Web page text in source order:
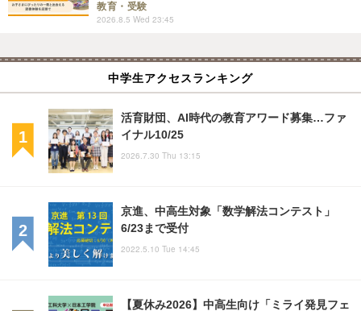
教育・受験
2026.8.5 Wed 23:45
中学生アクセスランキング
活育財団、AI時代の教育アワード募集…ファ
イナル10/25
2026.7.30 Thu 13:15
京進、中高生対象「数学解法コンテスト」
6/23まで受付
2022.5.10 Tue 14:45
【夏休み2026】中高生向け「ミライ発見フェ